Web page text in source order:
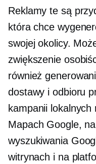
Reklamy te są
która chce
swojej okolicy.
zwiększenie
również
dostawy i odbioru
kampanii
Mapach Google,
wyszukiwania
witrynach i na